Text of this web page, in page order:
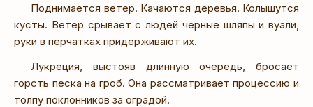
Поднимается ветер. Качаются деревья. Колышутся
кусты. Ветер срывает с людей черные шляпы и вуали,
руки в перчатках придерживают их.
Лукреция, выстояв длинную очередь, бросает
горсть песка на гроб. Она рассматривает процессию и
толпу поклонников за оградой.